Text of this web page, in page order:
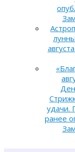
удачи.
ранее